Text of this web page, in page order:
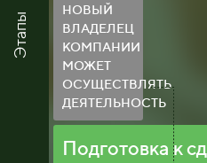
Этапы
НОВЫЙ
ВЛАДЕЛЕЦ
КОМПАНИИ
МОЖЕТ
ОСУЩЕСТВЛЯТЬ
ДЕЯТЕЛЬНОСТЬ
Подготовка к